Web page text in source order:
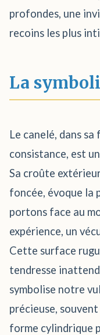
profondes, une
recoins les plus
La
Le canelé, dans sa
consistance, est
Sa croûte
foncée, évoque la
portons face au
expérience, un
Cette surface
tendresse
symbolise notre
précieuse,
forme cylindrique